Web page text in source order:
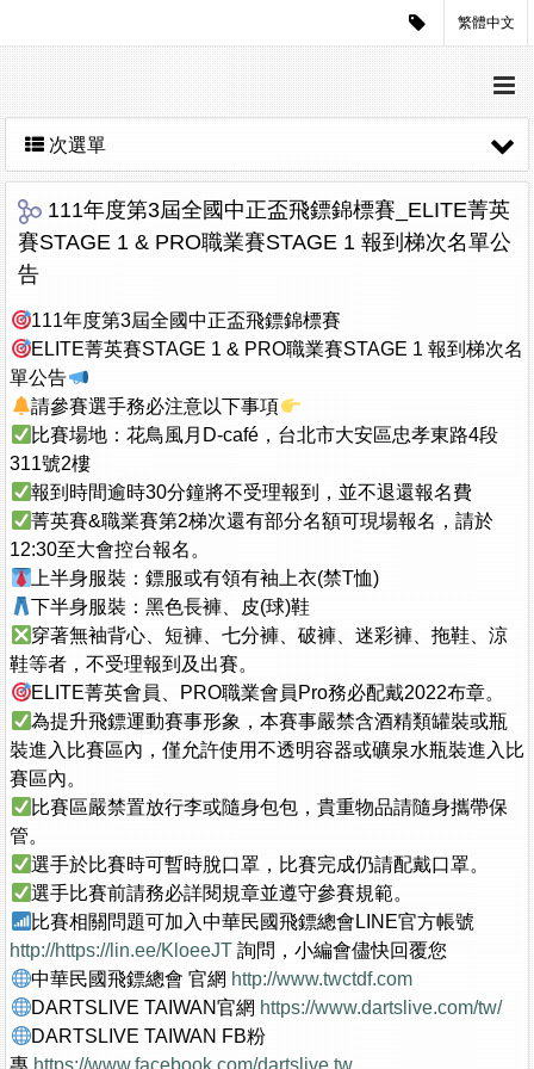
繁體中文
次選單
111年度第3屆全國中正盃飛鏢錦標賽_ELITE菁英
賽STAGE 1 & PRO職業賽STAGE 1 報到梯次名單公
告
111年度第3屆全國中正盃飛鏢錦標賽
ELITE菁英賽STAGE 1 & PRO職業賽STAGE 1 報到梯次名
單公告
請參賽選手務必注意以下事項
比賽場地：花鳥風月D-café，台北市大安區忠孝東路4段
311號2樓
報到時間逾時30分鐘將不受理報到，並不退還報名費
菁英賽&職業賽第2梯次還有部分名額可現場報名，請於
12:30至大會控台報名。
上半身服裝：鏢服或有領有袖上衣(禁T恤)
下半身服裝：黑色長褲、皮(球)鞋
穿著無袖背心、短褲、七分褲、破褲、迷彩褲、拖鞋、涼
鞋等者，不受理報到及出賽。
ELITE菁英會員、PRO職業會員Pro務必配戴2022布章。
為提升飛鏢運動賽事形象，本賽事嚴禁含酒精類罐裝或瓶
裝進入比賽區內，僅允許使用不透明容器或礦泉水瓶裝進入比
賽區內。
比賽區嚴禁置放行李或隨身包包，貴重物品請隨身攜帶保
管。
選手於比賽時可暫時脫口罩，比賽完成仍請配戴口罩。
選手比賽前請務必詳閱規章並遵守參賽規範。
比賽相關問題可加入中華民國飛鏢總會LINE官方帳號
http://https://lin.ee/KloeeJT 詢問，小編會儘快回覆您
中華民國飛鏢總會 官網 http://www.twctdf.com
DARTSLIVE TAIWAN官網 https://www.dartslive.com/tw/
DARTSLIVE TAIWAN FB粉
專 https://www.facebook.com/dartslive.tw